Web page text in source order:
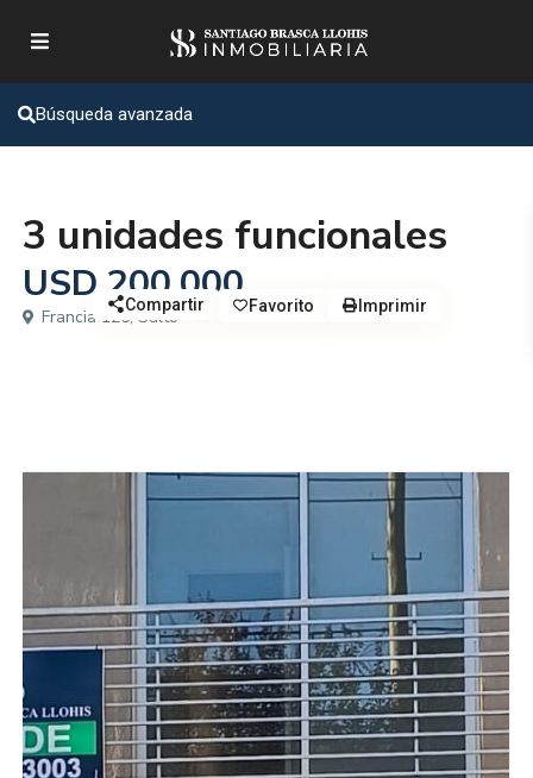
Búsqueda avanzada
3 unidades funcionales
USD 200.000
Francia 125, Salto
Compartir Favorito Imprimir